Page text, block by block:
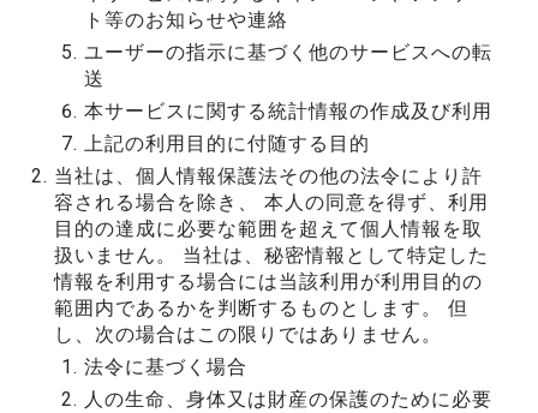
ト等のお知らせや連絡
ユーザーの指示に基づく他のサービスへの転
送
本サービスに関する統計情報の作成及び利用
上記の利用目的に付随する目的
当社は、個人情報保護法その他の法令により許
容される場合を除き、 本人の同意を得ず、利用
目的の達成に必要な範囲を超えて個人情報を取
扱いません。 当社は、秘密情報として特定した
情報を利用する場合には当該利用が利用目的の
範囲内であるかを判断するものとします。 但
し、次の場合はこの限りではありません。
法令に基づく場合
人の生命、身体又は財産の保護のために必要